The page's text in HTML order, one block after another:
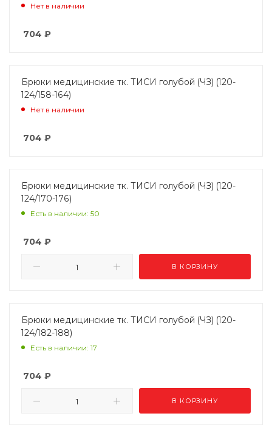
Нет в наличии
704 ₽
Брюки медицинские тк. ТИСИ голубой (ЧЗ) (120-
124/158-164)
Нет в наличии
704 ₽
Брюки медицинские тк. ТИСИ голубой (ЧЗ) (120-
124/170-176)
Есть в наличии: 50
704 ₽
В КОРЗИНУ
Брюки медицинские тк. ТИСИ голубой (ЧЗ) (120-
124/182-188)
Есть в наличии: 17
704 ₽
В КОРЗИНУ